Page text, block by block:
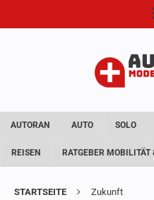
AUTORAN AUTO SOLO
REISEN RATGEBER MOBILITÄT
STARTSEITE Zukunft